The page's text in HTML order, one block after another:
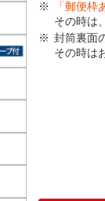
「郵便枠
その時は
封筒裏面
その時は